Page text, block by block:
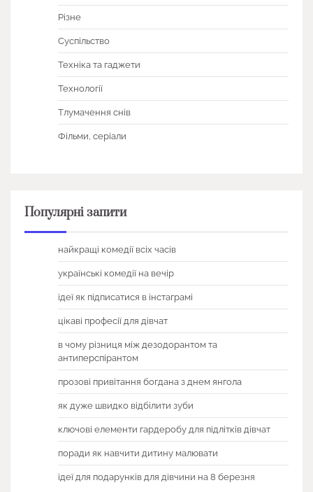
Різне
Суспільство
Техніка та гаджети
Технології
Тлумачення снів
Фільми, серіали
Популярні запити
найкращі комедії всіх часів
українські комедії на вечір
ідеї як підписатися в інстаграмі
цікаві професії для дівчат
в чому різниця між дезодорантом та
антиперспірантом
прозові привітання богдана з днем янгола
як дуже швидко відбілити зуби
ключові елементи гардеробу для підлітків дівчат
поради як навчити дитину малювати
ідеї для подарунків для дівчини на 8 березня